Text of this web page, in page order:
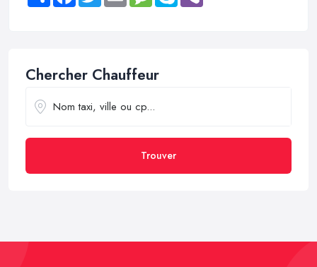
Chercher Chauffeur
Trouver